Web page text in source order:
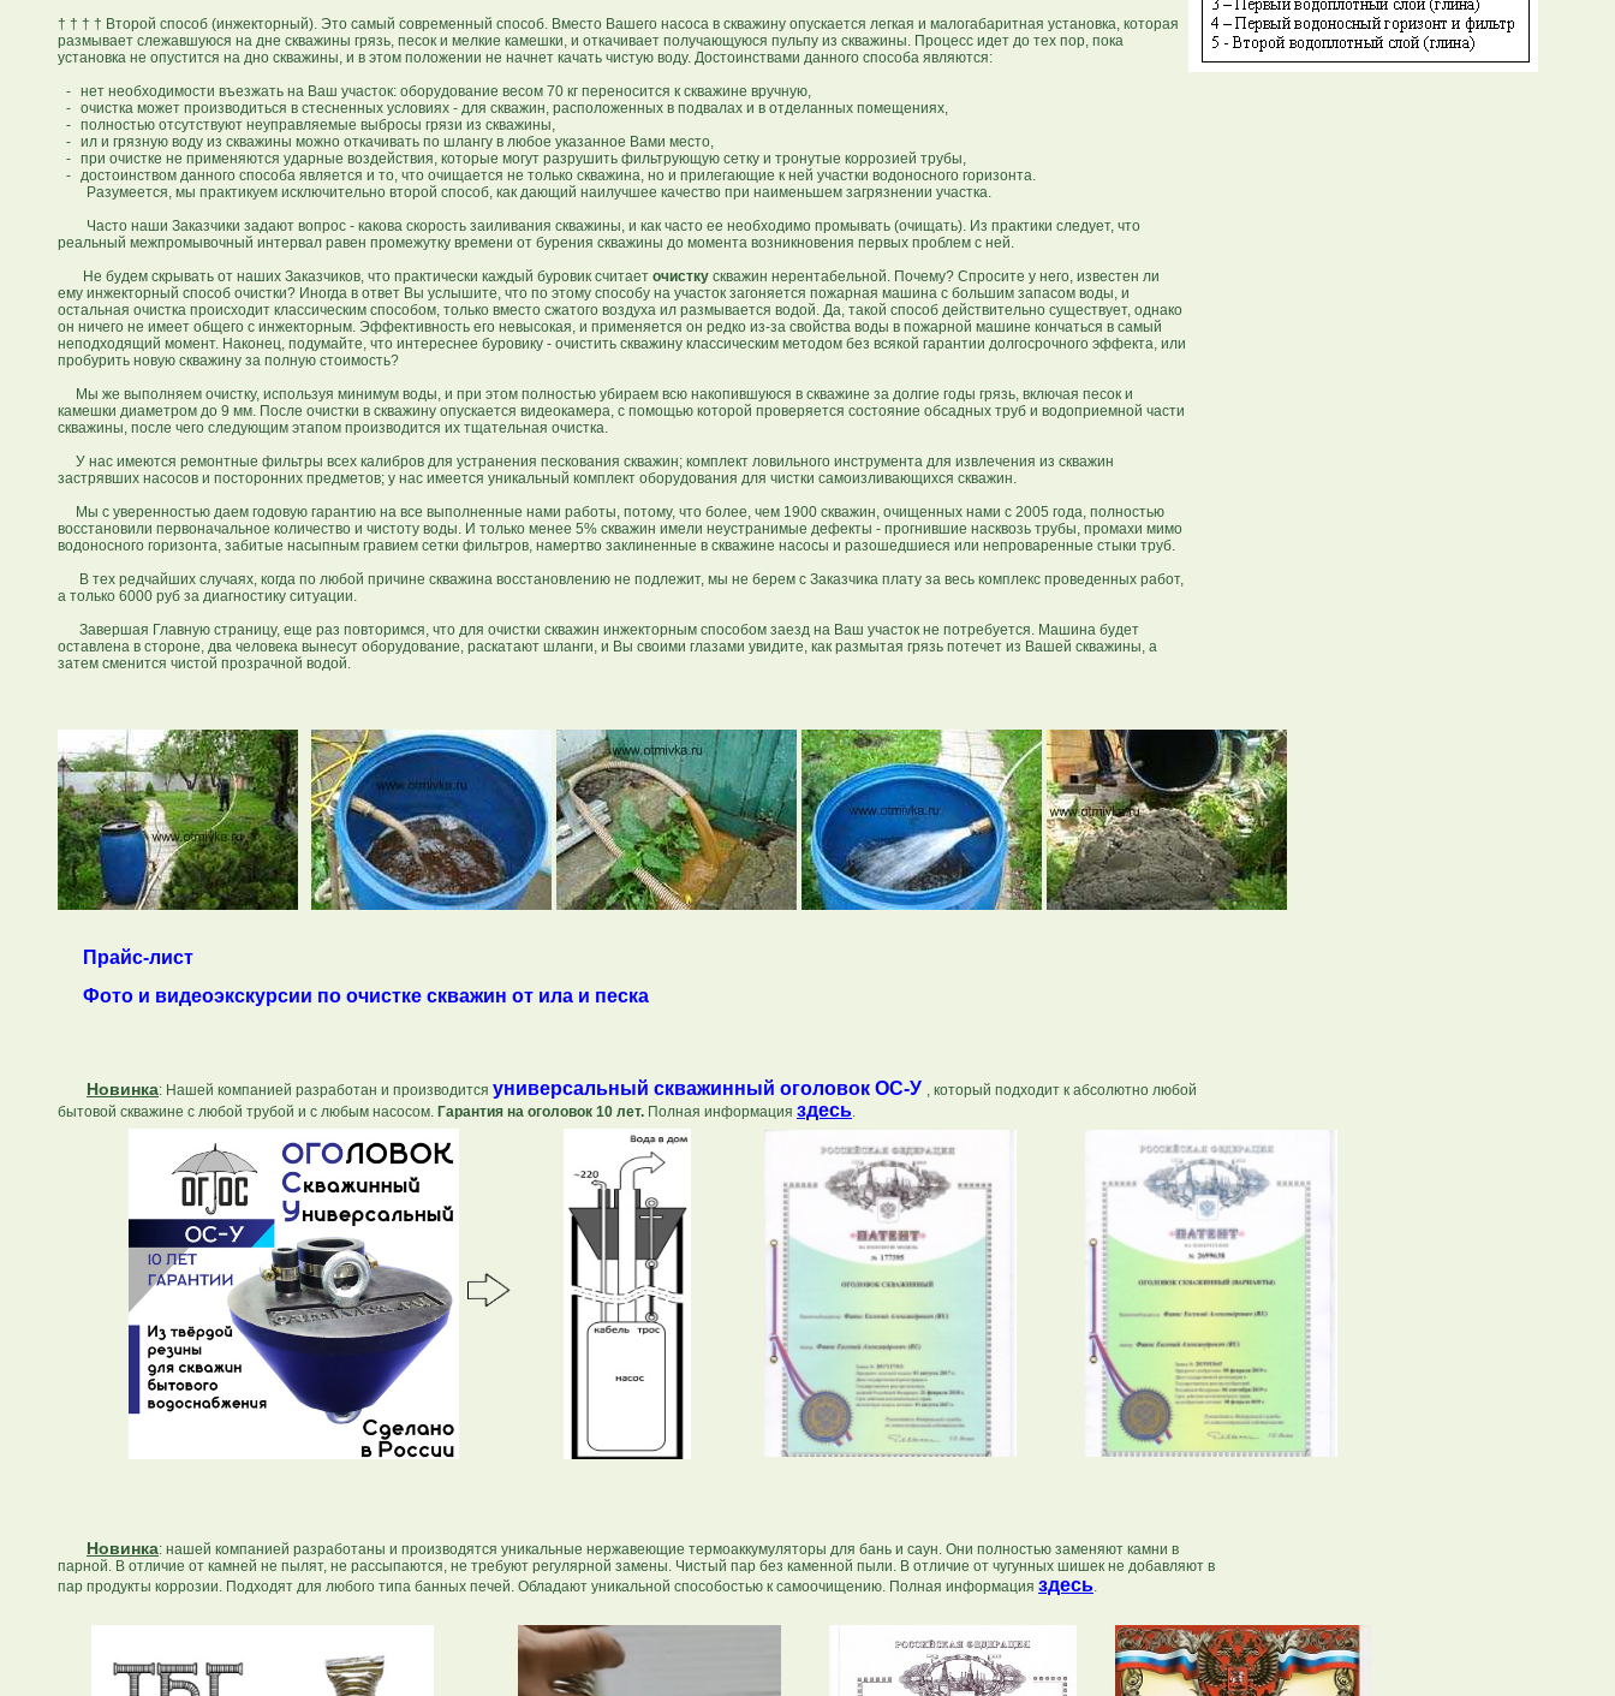
† † † † Второй способ (инжекторный). Это самый современный способ. Вместо Вашего насоса в скважину опускается легкая и малогабаритная установка, которая
размывает слежавшуюся на дне скважины грязь, песок и мелкие камешки, и откачивает получающуюся пульпу из скважины. Процесс идет до тех пор, пока
установка не опустится на дно скважины, и в этом положении не начнет качать чистую воду. Достоинствами данного способа являются:
- нет необходимости въезжать на Ваш участок: оборудование весом 70 кг переносится к скважине вручную,
- очистка может производиться в стесненных условиях - для скважин, расположенных в подвалах и в отделанных помещениях,
- полностью отсутствуют неуправляемые выбросы грязи из скважины,
- ил и грязную воду из скважины можно откачивать по шлангу в любое указанное Вами место,
- при очистке не применяются ударные воздействия, которые могут разрушить фильтрующую сетку и тронутые коррозией трубы,
- достоинством данного способа является и то, что очищается не только скважина, но и прилегающие к ней участки водоносного горизонта.
Разумеется, мы практикуем исключительно второй способ, как дающий наилучшее качество при наименьшем загрязнении участка.
Часто наши Заказчики задают вопрос - какова скорость заиливания скважины, и как часто ее необходимо промывать (очищать). Из практики следует, что
реальный межпромывочный интервал равен промежутку времени от бурения скважины до момента возникновения первых проблем с ней.
Не будем скрывать от наших Заказчиков, что практически каждый буровик считает очистку скважин нерентабельной. Почему? Спросите у него, известен ли
ему инжекторный способ очистки? Иногда в ответ Вы услышите, что по этому способу на участок загоняется пожарная машина с большим запасом воды, и
остальная очистка происходит классическим способом, только вместо сжатого воздуха ил размывается водой. Да, такой способ действительно существует, однако
он ничего не имеет общего с инжекторным. Эффективность его невысокая, и применяется он редко из-за свойства воды в пожарной машине кончаться в самый
неподходящий момент. Наконец, подумайте, что интереснее буровику - очистить скважину классическим методом без всякой гарантии долгосрочного эффекта, или
пробурить новую скважину за полную стоимость?
Мы же выполняем очистку, используя минимум воды, и при этом полностью убираем всю накопившуюся в скважине за долгие годы грязь, включая песок и
камешки диаметром до 9 мм. После очистки в скважину опускается видеокамера, с помощью которой проверяется состояние обсадных труб и водоприемной части
скважины, после чего следующим этапом производится их тщательная очистка.
У нас имеются ремонтные фильтры всех калибров для устранения пескования скважин; комплект ловильного инструмента для извлечения из скважин
застрявших насосов и посторонних предметов; у нас имеется уникальный комплект оборудования для чистки самоизливающихся скважин.
Мы с уверенностью даем годовую гарантию на все выполненные нами работы, потому, что более, чем 1900 скважин, очищенных нами с 2005 года, полностью
восстановили первоначальное количество и чистоту воды. И только менее 5% скважин имели неустранимые дефекты - прогнившие насквозь трубы, промахи мимо
водоносного горизонта, забитые насыпным гравием сетки фильтров, намертво заклиненные в скважине насосы и разошедшиеся или непроваренные стыки труб.
В тех редчайших случаях, когда по любой причине скважина восстановлению не подлежит, мы не берем с Заказчика плату за весь комплекс проведенных работ,
а только 6000 руб за диагностику ситуации.
Завершая Главную страницу, еще раз повторимся, что для очистки скважин инжекторным способом заезд на Ваш участок не потребуется. Машина будет
оставлена в стороне, два человека вынесут оборудование, раскатают шланги, и Вы своими глазами увидите, как размытая грязь потечет из Вашей скважины, а
затем сменится чистой прозрачной водой.
Прайс-лист
Фото и видеоэкскурсии по очистке скважин от ила и песка
Новинка: Нашей компанией разработан и производится универсальный скважинный оголовок ОС-У , который подходит к абсолютно любой
бытовой скважине с любой трубой и с любым насосом. Гарантия на оголовок 10 лет. Полная информация здесь.
Новинка: нашей компанией разработаны и производятся уникальные нержавеющие термоаккумуляторы для бань и саун. Они полностью заменяют камни в
парной. В отличие от камней не пылят, не рассыпаются, не требуют регулярной замены. Чистый пар без каменной пыли. В отличие от чугунных шишек не добавляют в
пар продукты коррозии. Подходят для любого типа банных печей. Обладают уникальной способостью к самоочищению. Полная информация здесь.